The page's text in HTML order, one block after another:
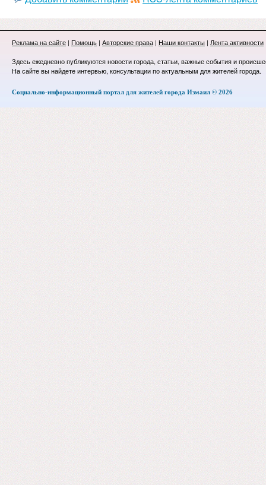
Реклама на сайте | Помощь | Авторские права | Наши контакты | Лента активности
Здесь ежедневно публикуются новости города, статьи, важные события и
На сайте вы найдете интервью, консультации по актуальным для жителей города.
Социально-информационный портал для жителей города Измаил © 2026